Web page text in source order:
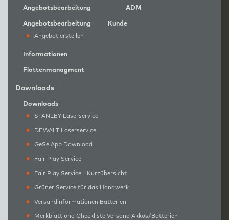
Angebotsbearbeitung ADM
Angebotsbearbeitung Kunde
Angebot erstellen
Informationen
Flottenmanagment
Downloads
Downloads
STANLEY Laserservice
DEWALT Laserservice
GeSe App Download
Fair Play Service
Fair Play Service - Kurzübersicht
Grüner Service für das Handwerk
Versandinformationen Batterien
Merkblatt und Checkliste Versand Akkus/Batterien